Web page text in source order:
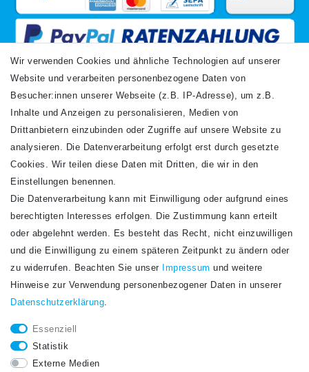
VERSANDARTEN
Newsletter
Honig
Hiermit bestätige ich, dass ich dieDaten­schutz­erklärunggelesen habe. Meine
STAY CONNECTED.
Wir verwenden Cookies und ähnliche Technologien auf unserer
Website und verarbeiten personenbezogene Daten von
Besucher:innen unserer Webseite (z.B. IP-Adresse), um z.B.
Inhalte und Anzeigen zu personalisieren, Medien von
Drittanbietern einzubinden oder Zugriffe auf unsere Website zu
analysieren. Die Datenverarbeitung erfolgt erst durch gesetzte
Cookies. Wir teilen diese Daten mit Dritten, die wir in den
Einstellungen benennen.
Die Datenverarbeitung kann mit Einwilligung oder aufgrund eines
berechtigten Interesses erfolgen. Die Zustimmung kann erteilt
oder abgelehnt werden. Es besteht das Recht, nicht einzuwilligen
und die Einwilligung zu einem späteren Zeitpunkt zu ändern oder
zu widerrufen. Beachten Sie unser
Impressum und weitere
Hinweise zur Verwendung personenbezogener Daten in unserer
Daten­schutz­erklärung.
Essenziell
Statistik
Externe Medien